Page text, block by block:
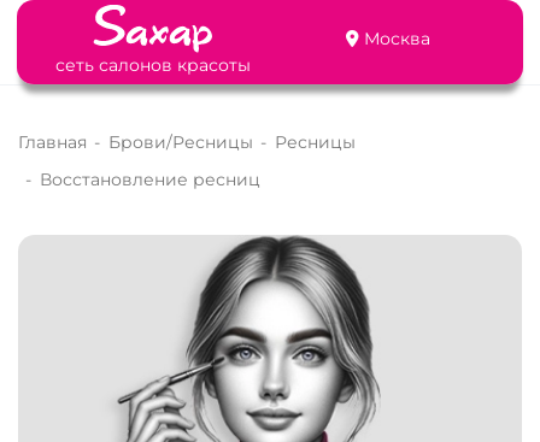
сеть салонов красоты
Москва
Главная - Брови/Ресницы - Ресницы
- Восстановление ресниц